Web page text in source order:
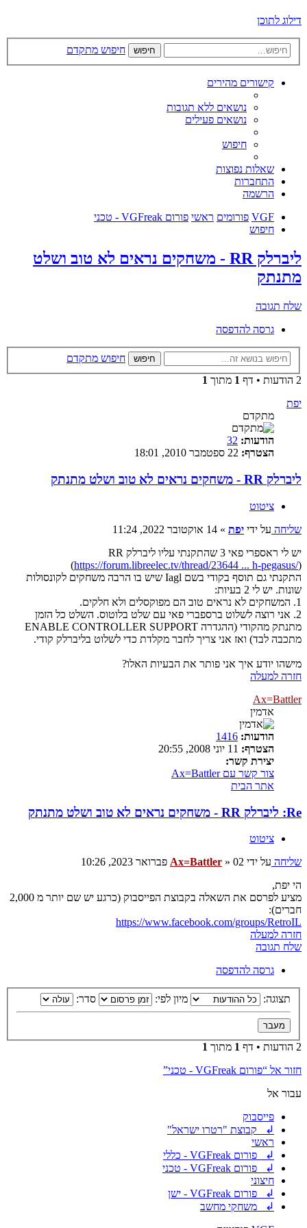
דילוג לתוכן
חיפוש חיפוש מתקדם
קישורים מהירים
נושאים ללא תגובות
נושאים פעילים
חיפוש
שאלות נפוצות
התחברות
הרשמה
VGF פורומים ראשי פורום VGFreak - טכני
חיפוש
ליברלק RR - משחקים נראים לא טוב ושלט
מתנתק
שלח תגובה
גרסה להדפסה
חיפוש
חיפוש מתקדם
2 הודעות • דף
1 מתוך 1
יפת
מתקדם
הודעות: 32
הצטרף:
ליברלק RR - משחקים נראים לא טוב ושלט מתנתק
ציטוט
שליחה על ידי יפת » 14 אוקטובר 2022, 11:24
יש לי ראספרי פאי 3 שהתקנתי עליו ליברלק RR
(https://forum.libreelec.tv/thread/23644 ... h-pegasus/)
התקנתי גם תוסף בקודי בשם Iagl שיש בו הרבה משחקים לקונסולות
שונות. יש לי 2 בעיות:
1. המשחקים לא נראים טוב הם מפוקסלים ולא חלקים.
2. אני רוצה לשלוט ברספברי פאי עם שלט בלוטוס. השלט כל הזמן
מתנתק מהקודי (ההגדרה ENABLE CONTROLLER SUPPORT
מתכבה לבד) ואז אני צריך לחבר מקלדת כדי לשלוט בליברלק קודי.
מישהו יודע איך אני פותר את הבעיות האלו?
חזרה למעלה
Ax=Battler
אדמין
הודעות: 1416
הצטרף:
יצירת קשר:
צור קשר עם Ax=Battler
אתר הבית
Re: ליברלק RR - משחקים נראים לא טוב ושלט מתנתק
ציטוט
שליחה על ידי Ax=Battler » 02 פברואר 2023, 10:26
הי יפת,
מציע לפרסם את השאלה בקבוצת הפייסבוק (כרגע יש שם יותר מ 2,000
חברים):
https://www.facebook.com/groups/RetroIL
חזרה למעלה
שלח תגובה
גרסה להדפסה
תצוגה: מיון לפי: סדר:
2 הודעות • דף 1 מתוך 1
חזור אל “פורום VGFreak - טכני”
עבור אל
פייסבוק
↲ קבוצת "רטרו ישראל"
ראשי
↲ פורום VGFreak - כללי
↲ פורום VGFreak - טכני
חיצוני
↲ פורום VGFreak - ישן
↲ משחקי מחשב